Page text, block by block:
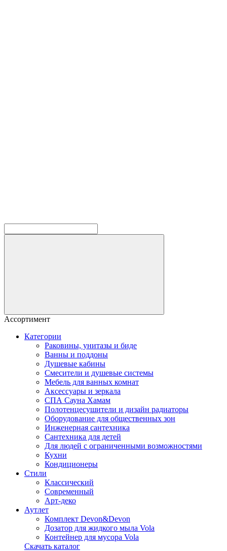
Ассортимент
Категории
Раковины, унитазы и биде
Ванны и поддоны
Душевые кабины
Смесители и душевые системы
Мебель для ванных комнат
Аксессуары и зеркала
СПА Сауна Хамам
Полотенцесушители и дизайн радиаторы
Оборудование для общественных зон
Инженерная сантехника
Сантехника для детей
Для людей с ограниченными возможностями
Кухни
Кондиционеры
Стили
Классический
Современный
Арт-деко
Аутлет
Комплект Devon&Devon
Дозатор для жидкого мыла Vola
Контейнер для мусора Vola
Скачать каталог